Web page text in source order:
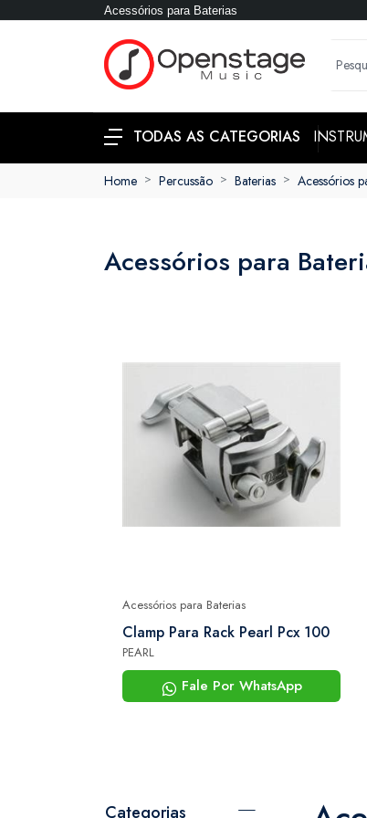
Acessórios para Baterias
TODAS AS CATEGORIAS
Home Percussão Baterias Acessórios
Acessórios para
Acessórios para Baterias
Clamp Para Rack Pearl Pcx 100
PEARL
Fale Por WhatsApp
Categorias